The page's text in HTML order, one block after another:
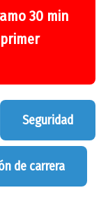
30 min
Seguridad
de carrera